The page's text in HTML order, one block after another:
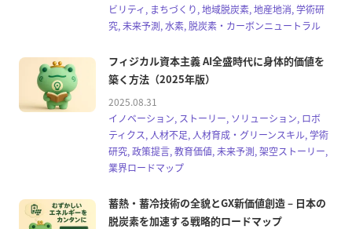
ビリティ, まちづくり, 地域脱炭素, 地産地消, 学術研
究, 未来予測, 水素, 脱炭素・カーボンニュートラル
フィジカル資本主義 AI全盛時代に身体的価値を
築く方法（2025年版）
2025.08.31
イノベーション, ストーリー, ソリューション, ロボ
ティクス, 人材不足, 人材育成・グリーンスキル, 学術
研究, 政策提言, 教育価値, 未来予測, 架空ストーリー,
業界ロードマップ
蓄熱・蓄冷技術の全貌とGX新価値創造 – 日本の
脱炭素を加速する戦略的ロードマップ